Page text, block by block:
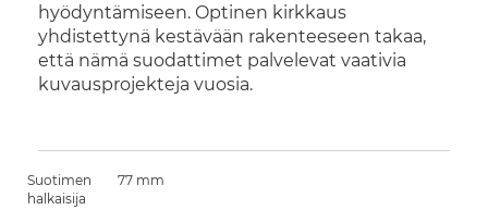
hyödyntämiseen. Optinen kirkkaus
yhdistettynä kestävään rakenteeseen takaa,
että nämä suodattimet palvelevat vaativia
kuvausprojekteja vuosia.
Suotimen
halkaisija
77 mm